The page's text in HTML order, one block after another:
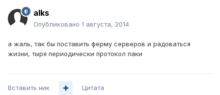
alks
Опубликовано 1 августа, 2014
а жаль, так бы поставить ферму серверов и радоваться
жизни, тыря периодически протокол паки
Вставить ник Цитата